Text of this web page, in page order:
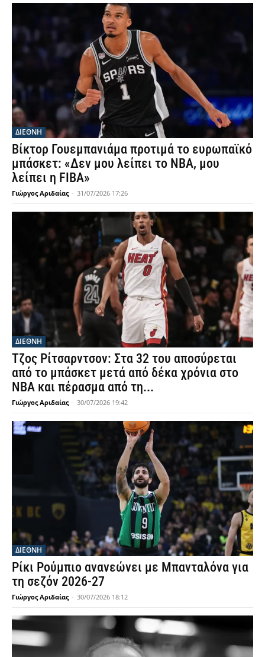
ΔΙΕΘΝΗ
Βίκτορ Γουεμπανιάμα προτιμά το ευρωπαϊκό
μπάσκετ: «Δεν μου λείπει το NBA, μου
λείπει η FIBA»
Γιώργος Αριδαίας - 31/07/2026 17:26
ΔΙΕΘΝΗ
Τζος Ρίτσαρντσον: Στα 32 του αποσύρεται
από το μπάσκετ μετά από δέκα χρόνια στο
NBA και πέρασμα από τη...
Γιώργος Αριδαίας - 30/07/2026 19:42
ΔΙΕΘΝΗ
Ρίκι Ρούμπιο ανανεώνει με Μπανταλόνα για
τη σεζόν 2026-27
Γιώργος Αριδαίας - 30/07/2026 18:12